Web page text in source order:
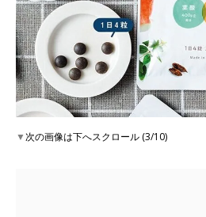
▼次の画像は下へスクロール (3/10)